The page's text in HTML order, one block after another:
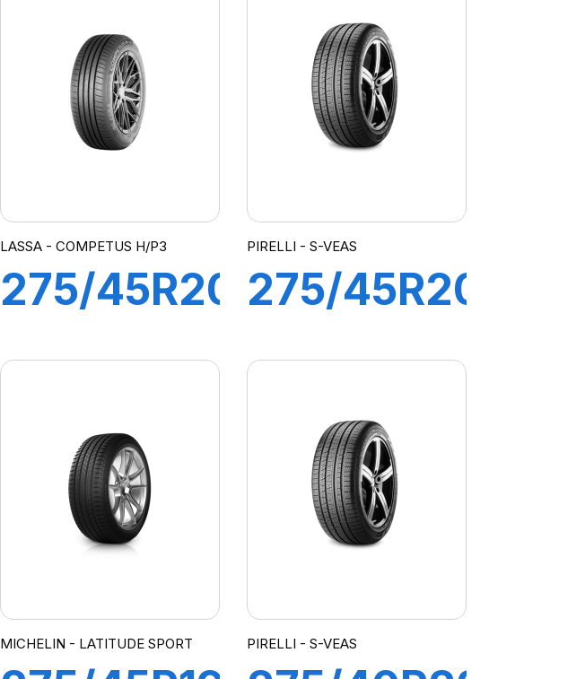
SPORT 3
(MO)
LASSA - COMPETUS H/P3
275/45R20
H/P3
PIRELLI - S-VEAS
275/45R20
(VOL)
MICHELIN - LATITUDE SPORT PIRELLI - S-VEAS